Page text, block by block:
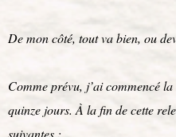
De mon côté, tout va bien, ou
Comme prévu, j’ai commencé
quinze jours. À la fin de cette
suivantes :